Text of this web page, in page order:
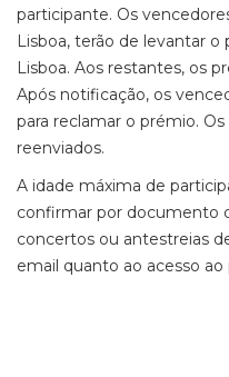
participante. Os
Lisboa, terão de levantar
Lisboa. Aos restantes, os
Após notificação, os
para reclamar o prémio.
reenviados.
A idade máxima de
confirmar por documento
concertos ou antestreias
email quanto ao acesso ao